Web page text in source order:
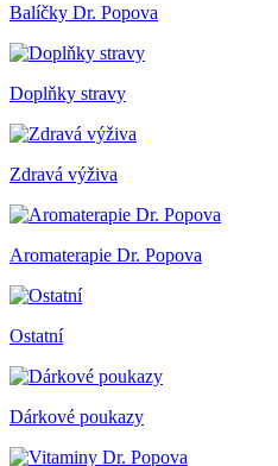
Balíčky Dr. Popova
Doplňky stravy
Zdravá výživa
Aromaterapie Dr. Popova
Ostatní
Dárkové poukazy